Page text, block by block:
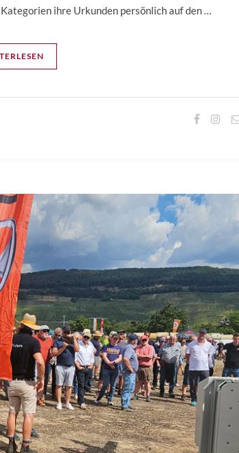
ihre Urkunden persönlich auf den …